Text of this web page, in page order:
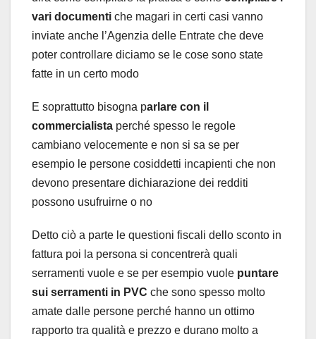
vari documenti che magari in certi casi vanno
inviate anche l’Agenzia delle Entrate che deve
poter controllare diciamo se le cose sono state
fatte in un certo modo
E soprattutto bisogna parlare con il
commercialista perché spesso le regole
cambiano velocemente e non si sa se per
esempio le persone cosiddetti incapienti che non
devono presentare dichiarazione dei redditi
possono usufruirne o no
Detto ciò a parte le questioni fiscali dello sconto in
fattura poi la persona si concentrerà quali
serramenti vuole e se per esempio vuole puntare
sui serramenti in PVC che sono spesso molto
amate dalle persone perché hanno un ottimo
rapporto tra qualità e prezzo e durano molto a